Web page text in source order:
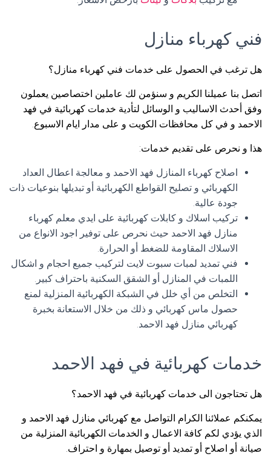
فني كهرباء منازل
هل ترغب في الحصول على خدمات فني كهرباء منازل؟
اتصل بنا عميلنا الكريم و سنؤمن لك عاملين اختصاصين يعملون
وفق أحدث الاساليب و الوسائل لتأدية خدمات كهربائية في فهد
الاحمد و في كل محافظات الكويت و على مدار ايام الاسبوع.
هذا و نحرص على تقديم خدمات:
اصلاح كهرباء المنازل فهد الاحمد و معالجة اعطال العداد
الكهربائي و تصليح القواطع الكهربائية أو تبديلها بنوعيات ذات
جودة عالية.
تركيب اسلاك و كابلات كهربائية على ايدي معلم كهرباء
منازل فهد الاحمد حيث نحرص على توفير اجود الانواع من
الاسلاك المقاومة للضغط أو الحرارة.
فني تمديد لمبات سبوت لايت لتركيب جميع احجام و اشكال
اللمبات في المنازل أو الشقق السكنية باحتراف كبير.
التخلص من أي خلل في الشبكة الكهربائية المنزلية لمنع
حصول ماس كهربائي و ذلك من خلال الاستعانة بخبرة
كهربائي منازل فهد الاحمد.
خدمات كهربائية في فهد الاحمد
هل تحتاجون الى خدمات كهربائية في فهد الاحمد؟
يمكنكم عملائنا الكرام التواصل مع كهربائي منازل فهد الاحمد و
الذي يؤدي لكم كافة الاعمال و الخدمات الكهربائية المنزلية من
صيانة أو اصلاح أو تمديد أو توصيل بمهارة و احتراف.